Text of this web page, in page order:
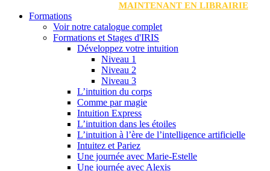
MAINTENANT EN LIBRAIRIE
Formations
Voir notre catalogue complet
Formations et Stages d'IRIS
Développez votre intuition
Niveau 1
Niveau 2
Niveau 3
L’intuition du corps
Comme par magie
Intuition Express
L’intuition dans les étoiles
L’intuition à l’ère de l’intelligence artificielle
Intuitez et Pariez
Une journée avec Marie-Estelle
Une journée avec Alexis